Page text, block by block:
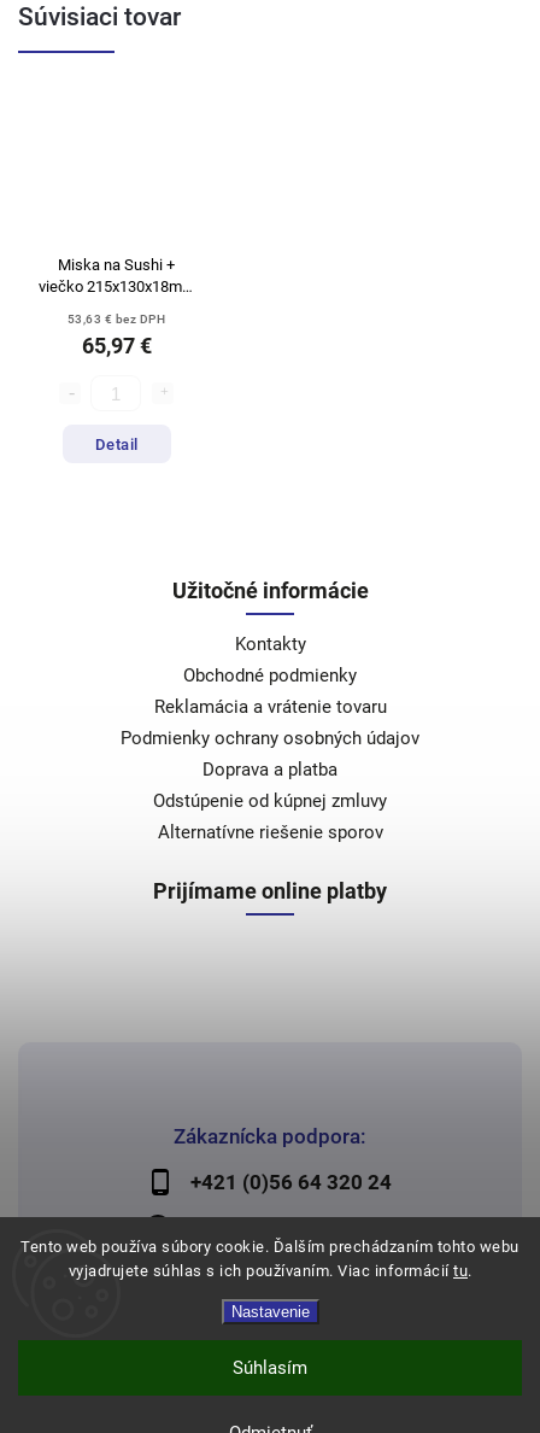
Tento web používa súbory cookie. Ďalším prechádzaním tohto webu
vyjadrujete súhlas s ich používaním. Viac informácií tu.
Nastavenie
Súhlasím
Súvisiaci tovar
Miska na Sushi +
viečko 215x130x18mm
53,63 € bez DPH
65,97 €
Detail
Zákaznícka podpora:
+421 (0)56 64 320 24
Užitočné informácie
Kontakty
Obchodné podmienky
Reklamácia a vrátenie tovaru
Podmienky ochrany osobných údajov
Doprava a platba
Odstúpenie od kúpnej zmluvy
Alternatívne riešenie sporov
Prijímame online platby
Copyright 2026Papier Lechman. Všetky práva vyhradené.
Shoptet | Design